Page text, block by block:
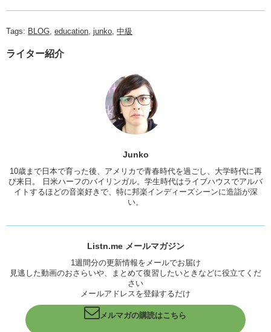
Tags: BLOG, education, junko, 中級
ライター紹介
Junko
10歳まで日本で育った後、アメリカで青春時代を過ごし、大学時代に再
び来日。 日米ハーフのバイリンガル。学生時代はライブハウスでアルバ
イトするほどの音楽好きで、特に邦楽インディーズシーンに造詣が深
い。
Listn.me メールマガジン
1週間分の更新情報をメールでお届け
見逃した動画のおさらいや、まとめて復習したいときなどに役立てくだ
さい
メールアドレスを登録するだけ
メルマガの購読はこちら